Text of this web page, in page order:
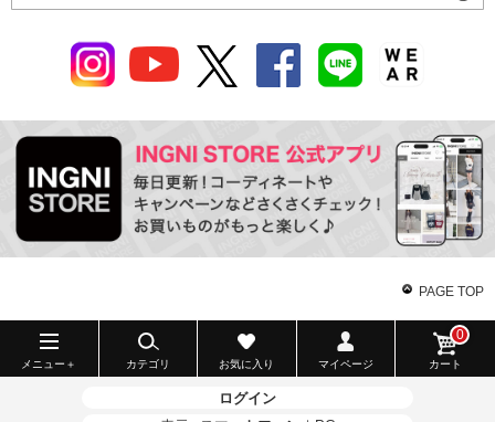
PAGE TOP
メニュー＋ カテゴリ お気に入り マイページ カート
0
ログイン